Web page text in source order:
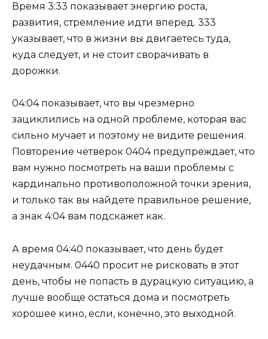
Время 3:33 показывает энергию роста,
развития, стремление идти вперед. 333
указывает, что в жизни вы двигаетесь туда,
куда следует, и не стоит сворачивать в
дорожки.
04:04 показывает, что вы чрезмерно
зациклились на одной проблеме, которая вас
сильно мучает и поэтому не видите решения.
Повторение четверок 0404 предупреждает, что
вам нужно посмотреть на ваши проблемы с
кардинально противоположной точки зрения,
и только так вы найдете правильное решение,
а знак 4:04 вам подскажет как.
А время 04:40 показывает, что день будет
неудачным. 0440 просит не рисковать в этот
день, чтобы не попасть в дурацкую ситуацию, а
лучше вообще остаться дома и посмотреть
хорошее кино, если, конечно, это выходной.